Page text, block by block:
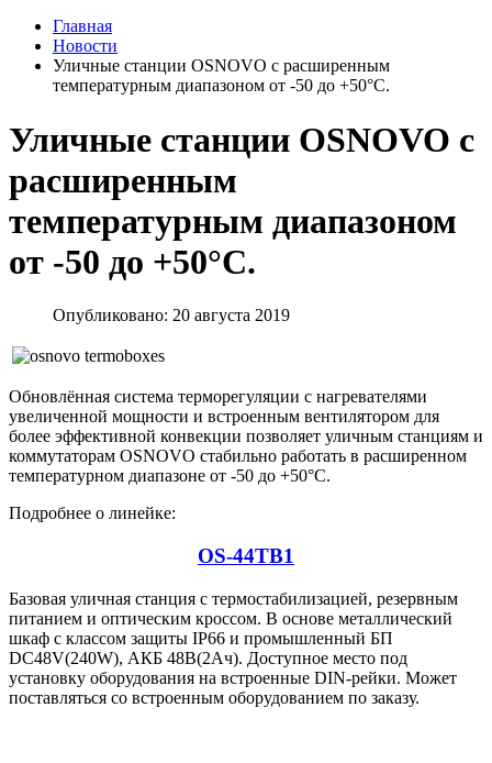
Главная
Новости
Уличные станции OSNOVO с расширенным
температурным диапазоном от -50 до +50°C.
Уличные станции OSNOVO с
расширенным
температурным диапазоном
от -50 до +50°C.
Опубликовано: 20 августа 2019
Обновлённая система терморегуляции с нагревателями
увеличенной мощности и встроенным вентилятором для
более эффективной конвекции позволяет уличным станциям и
коммутаторам OSNOVO стабильно работать в расширенном
температурном диапазоне от -50 до +50°C.
Подробнее о линейке:
OS-44TB1
Базовая уличная станция с термостабилизацией, резервным
питанием и оптическим кроссом. В основе металлический
шкаф с классом защиты IP66 и промышленный БП
DC48V(240W), АКБ 48В(2Ач). Доступное место под
установку оборудования на встроенные DIN-рейки. Может
поставляться со встроенным оборудованием по заказу.